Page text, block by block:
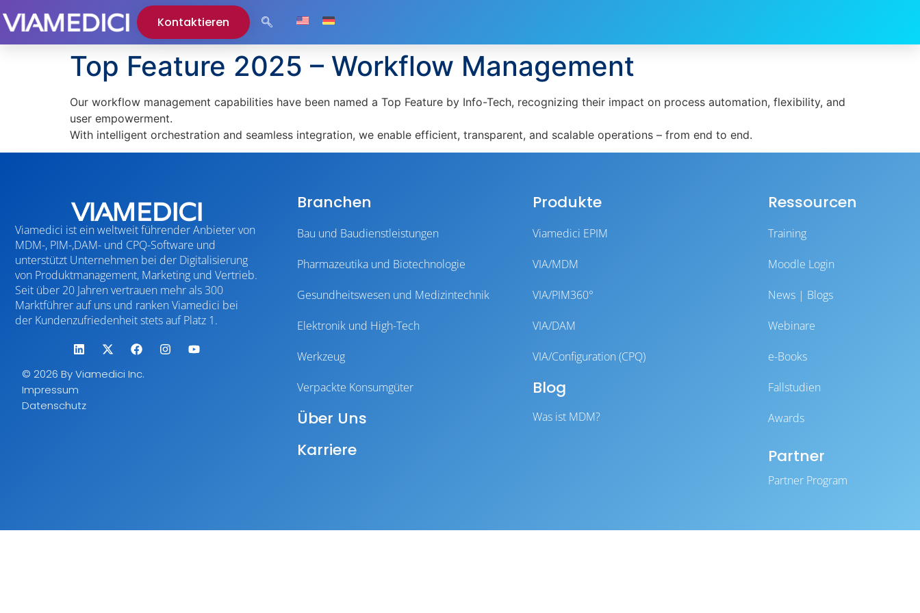
Kontaktieren
Top Feature 2025 – Workflow Management
Our workflow management capabilities have been named a Top Feature by Info-Tech, recognizing their impact on process automation, flexibility, and
user empowerment.
With intelligent orchestration and seamless integration, we enable efficient, transparent, and scalable operations – from end to end.
Viamedici ist ein weltweit führender Anbieter von
MDM-, PIM-,DAM- und CPQ-Software und
unterstützt Unternehmen bei der Digitalisierung
von Produktmanagement, Marketing und Vertrieb.
Seit über 20 Jahren vertrauen mehr als 300
Marktführer auf uns und ranken Viamedici bei
der Kundenzufriedenheit stets auf Platz 1.
© 2026 By Viamedici Inc.
Impressum
Datenschutz
Branchen
Bau und Baudienstleistungen
Pharmazeutika und Biotechnologie
Gesundheitswesen und Medizintechnik
Elektronik und High-Tech
Werkzeug
Verpackte Konsumgüter
Über Uns
Karriere
Produkte
Viamedici EPIM
VIA/MDM
VIA/PIM360°
VIA/DAM
VIA/Configuration (CPQ)
Blog
Was ist MDM?
Ressourcen
Training
Moodle Login
News | Blogs
Webinare
e-Books
Fallstudien
Awards
Partner
Partner Program